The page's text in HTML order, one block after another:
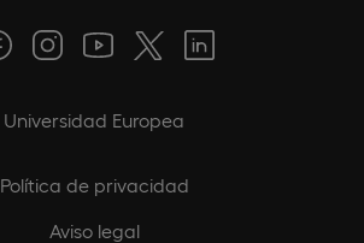
Universidad Europea
Política de privacidad
Aviso legal